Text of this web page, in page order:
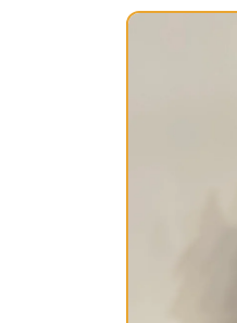
Ga direct naar